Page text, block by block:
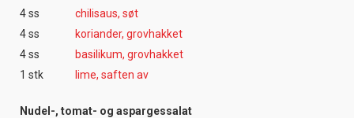
4 ss
chilisaus, søt
4 ss
koriander, grovhakket
4 ss
basilikum, grovhakket
1 stk
lime, saften av
Nudel-, tomat- og aspargessalat